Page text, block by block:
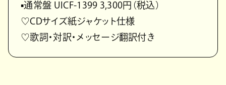
▪️通常盤 UICF-1399 3,300円（税込）
♡CDサイズ紙ジャケット仕様
♡歌詞・対訳・メッセージ翻訳付き